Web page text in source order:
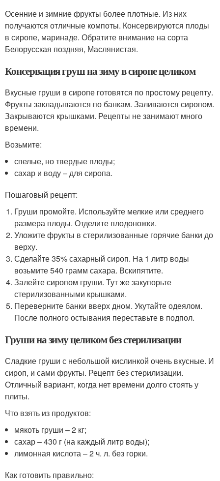
Осенние и зимние фрукты более плотные. Из них
получаются отличные компоты. Консервируются плоды
в сиропе, маринаде. Обратите внимание на сорта
Белорусская поздняя, Маслянистая.
Консервация груш на зиму в сиропе целиком
Вкусные груши в сиропе готовятся по простому рецепту.
Фрукты закладываются по банкам. Заливаются сиропом.
Закрываются крышками. Рецепты не занимают много
времени.
Возьмите:
спелые, но твердые плоды;
сахар и воду – для сиропа.
Пошаговый рецепт:
Груши промойте. Используйте мелкие или среднего
размера плоды. Отделите плодоножки.
Уложите фрукты в стерилизованные горячие банки до
верху.
Сделайте 35% сахарный сироп. На 1 литр воды
возьмите 540 грамм сахара. Вскипятите.
Залейте сиропом груши. Тут же закупорьте
стерилизованными крышками.
Переверните банки вверх дном. Укутайте одеялом.
После полного остывания переставьте в подпол.
Груши на зиму целиком без стерилизации
Сладкие груши с небольшой кислинкой очень вкусные. И
сироп, и сами фрукты. Рецепт без стерилизации.
Отличный вариант, когда нет времени долго стоять у
плиты.
Что взять из продуктов:
мякоть груши – 2 кг;
сахар – 430 г (на каждый литр воды);
лимонная кислота – 2 ч. л. без горки.
Как готовить правильно: